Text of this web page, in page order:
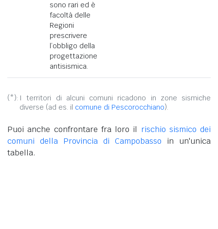
sono rari ed è
facoltà delle
Regioni
prescrivere
l’obbligo della
progettazione
antisismica.
(*): I territori di alcuni comuni ricadono in zone sismiche
diverse (ad es. il comune di Pescorocchiano).
Puoi anche confrontare fra loro il rischio sismico dei
comuni della Provincia di Campobasso in un'unica
tabella.